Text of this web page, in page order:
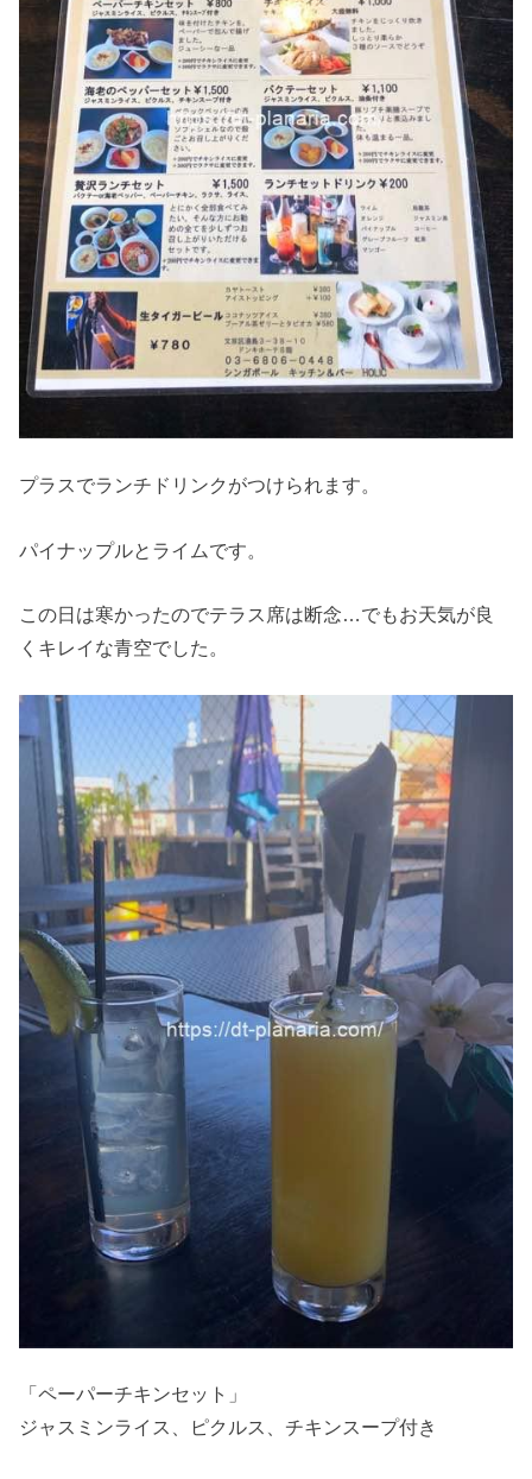
プラスでランチドリンクがつけられます。
パイナップルとライムです。
この日は寒かったのでテラス席は断念…でもお天気が良
くキレイな青空でした。
「ペーパーチキンセット」
ジャスミンライス、ピクルス、チキンスープ付き